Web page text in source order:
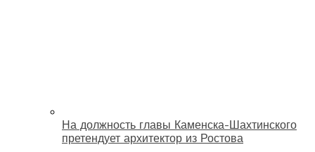
На должность главы Каменска-Шахтинского
претендует архитектор из Ростова